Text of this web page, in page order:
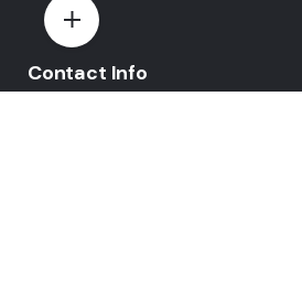
Contact Info